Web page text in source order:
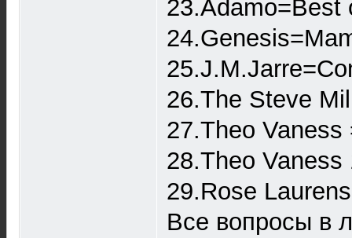
23.Adamo=Best
26.The Steve
27.Theo
28.Theo
29.Rose
Все вопросы в